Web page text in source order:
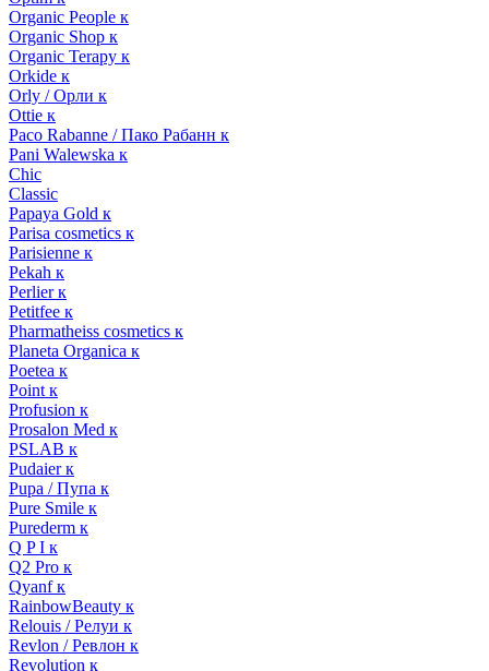
Organic People к
Organic Shop к
Organic Terapy к
Orkide к
Orly / Орли к
Ottie к
Paco Rabanne / Пако Рабанн к
Pani Walewska к
Chic
Classic
Papaya Gold к
Parisa cosmetics к
Parisienne к
Pekah к
Perlier к
Petitfee к
Pharmatheiss cosmetics к
Planeta Organica к
Poetea к
Point к
Profusion к
Prosalon Med к
PSLAB к
Pudaier к
Pupa / Пупа к
Pure Smile к
Purederm к
Q P I к
Q2 Pro к
Qyanf к
RainbowBeauty к
Relouis / Релуи к
Revlon / Ревлон к
Revolution к